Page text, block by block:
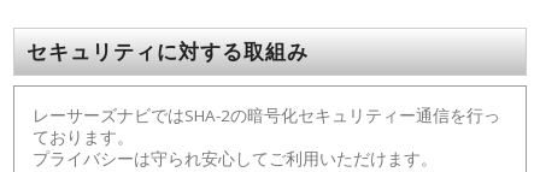
セキュリティに対する取組み
レーサーズナビではSHA-2の暗号化セキュリティー通信を行っ
ております。
プライバシーは守られ安心してご利用いただけます。